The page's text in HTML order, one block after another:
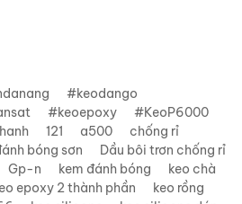
#keodango
#keoepoxy
#KeoP6000
121 a500
chống rỉ
bóng sơn
Dầu bôi trơn chống rỉ
Gp-n kem đánh bóng
keo chà
epoxy 2 thành phần
keo rồng